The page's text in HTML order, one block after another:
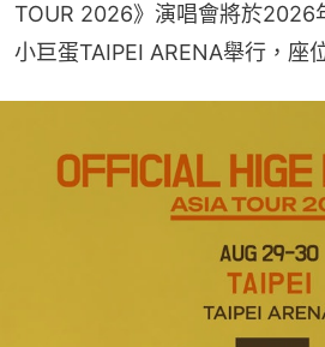
TOUR 2026》演唱會將於
小巨蛋TAIPEI ARENA舉行，座